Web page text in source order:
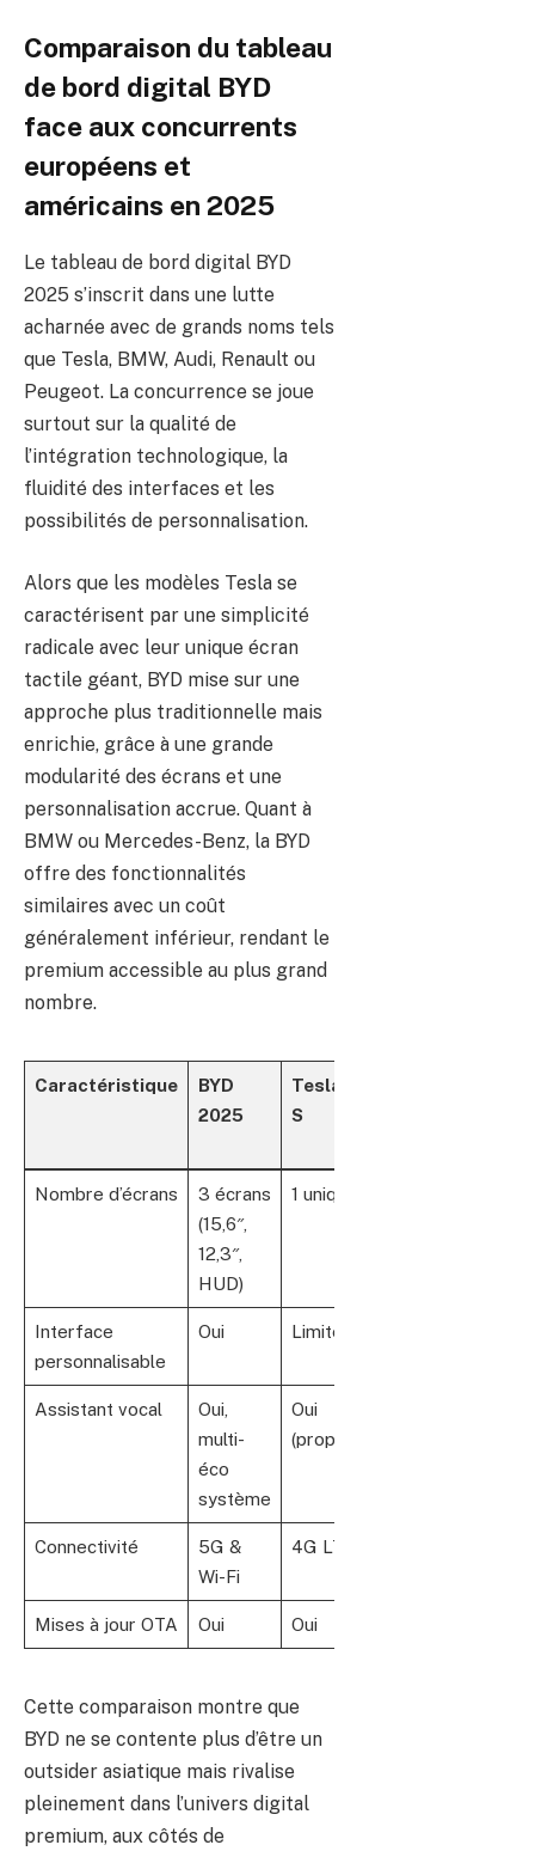
Comparaison du tableau
de bord digital BYD
face aux concurrents
européens et
américains en 2025
Le tableau de bord digital BYD
2025 s’inscrit dans une lutte
acharnée avec de grands noms tels
que Tesla, BMW, Audi, Renault ou
Peugeot. La concurrence se joue
surtout sur la qualité de
l’intégration technologique, la
fluidité des interfaces et les
possibilités de personnalisation.
Alors que les modèles Tesla se
caractérisent par une simplicité
radicale avec leur unique écran
tactile géant, BYD mise sur une
approche plus traditionnelle mais
enrichie, grâce à une grande
modularité des écrans et une
personnalisation accrue. Quant à
BMW ou Mercedes-Benz, la BYD
offre des fonctionnalités
similaires avec un coût
généralement inférieur, rendant le
premium accessible au plus grand
nombre.
Caractéristique
BYD
2025
Tesla Model
S
Nombre d’écrans
3 écrans
(15,6″,
12,3″,
HUD)
1 unique (17″)
Interface
personnalisable
Oui Limité
Assistant vocal
Oui,
multi-
éco
système
Oui
(propriétaire)
Connectivité
5G &
Wi-Fi
4G LTE
Mises à jour OTA Oui Oui
Cette comparaison montre que
BYD ne se contente plus d’être un
outsider asiatique mais rivalise
pleinement dans l’univers digital
premium, aux côtés de